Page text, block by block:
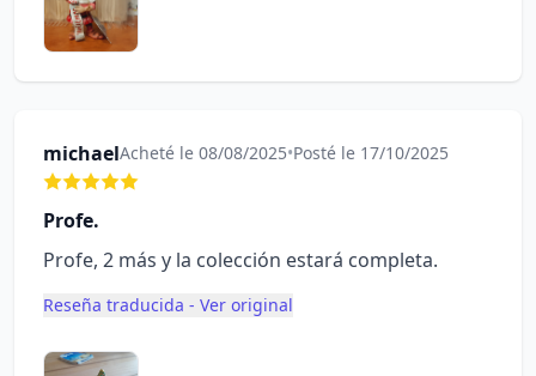
michaelAcheté le 08/08/2025•Posté le 17/10/2025
Profe.
Profe, 2 más y la colección estará completa.
Reseña traducida - Ver original